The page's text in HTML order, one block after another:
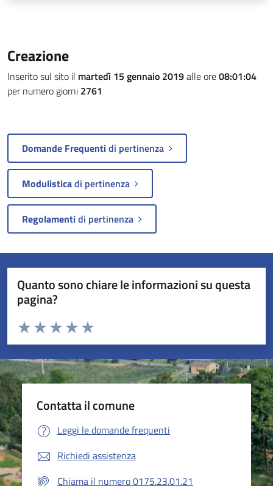
Creazione
Inserito sul sito il martedì 15 gennaio 2019alle ore08:01:04
per numero giorni 2761
Domande Frequentidi pertinenza
Modulisticadi pertinenza
Regolamentidi pertinenza
Quanto sono chiare le informazioni su questa
pagina?
Valuta da 1 a 5 stelle la pagina
Valuta 5 stelle su 5
Valuta 4 stelle su 5
Valuta 3 stelle su 5
Valuta 2 stelle su 5
Valuta 1 stelle su 5
Contatta il comune
Leggi le domande frequenti
Richiedi assistenza
Chiama il numero 0175.23.01.21